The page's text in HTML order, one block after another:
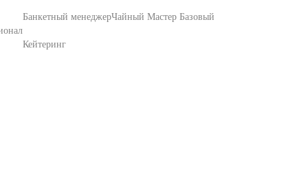
Банкетный менеджер
Кейтеринг
Чайный Мастер Базовый